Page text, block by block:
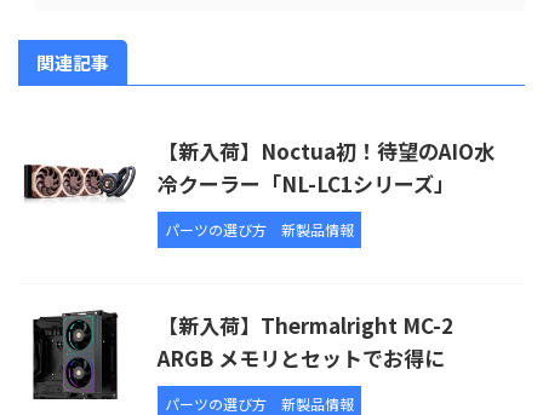
関連記事
【新入荷】Noctua初！待望のAIO水
冷クーラー「NL-LC1シリーズ」
パーツの選び方 新製品情報
【新入荷】Thermalright MC-2
ARGB メモリとセットでお得に
パーツの選び方 新製品情報